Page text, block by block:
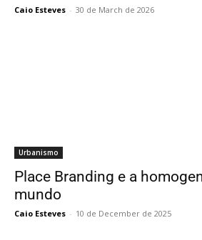
Caio Esteves - 30 de March de 2026
Urbanismo
Place Branding e a
mundo
Caio Esteves - 10 de December de 2025